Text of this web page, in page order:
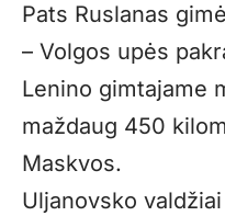
Pats Ruslanas
– Volgos upės
Lenino gimtajame
maždaug 450
Maskvos.
Uljanovsko